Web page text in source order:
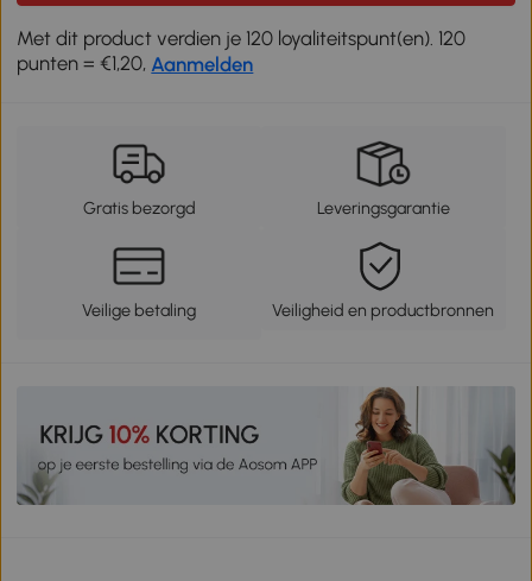
Met dit product verdien je 120 loyaliteitspunt(en). 120
punten = €1,20, Aanmelden
Gratis bezorgd Leveringsgarantie
Veilige betaling Veiligheid en productbronnen